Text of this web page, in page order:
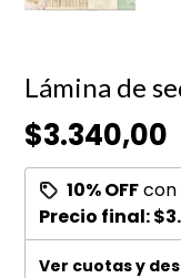
Lámina de
$3.340,00
10% OFFcon
Precio final:
Ver cuotas y